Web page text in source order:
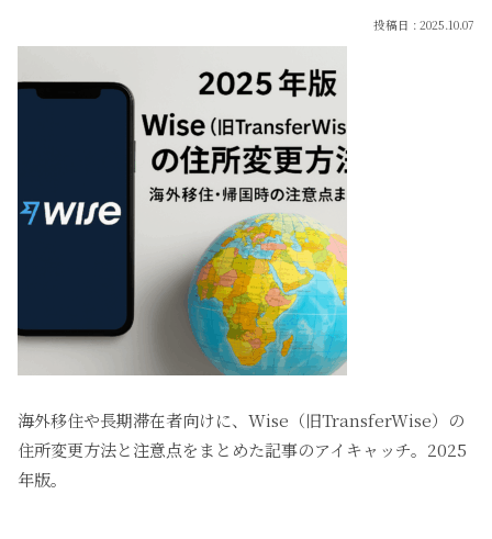
2025.10.07
海外移住や長期滞在者向けに、Wise（旧TransferWise）の
住所変更方法と注意点をまとめた記事のアイキャッチ。2025
年版。